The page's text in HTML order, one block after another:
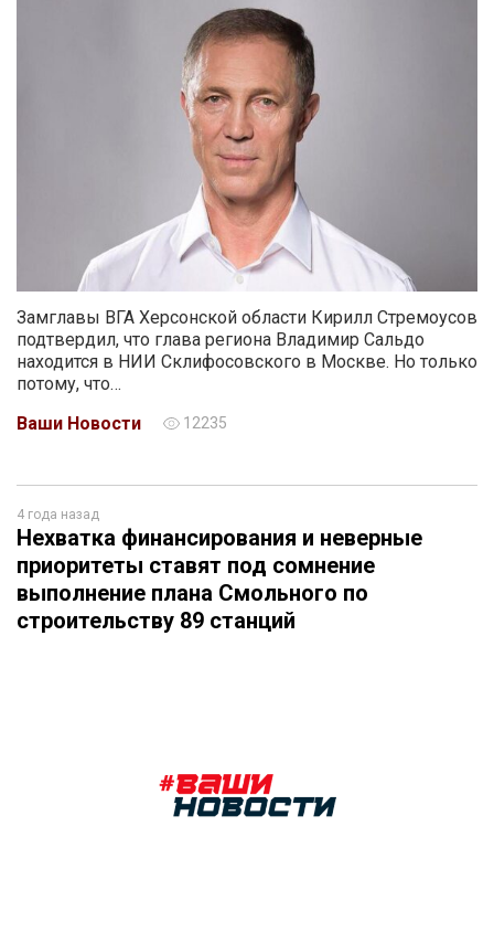
Замглавы ВГА Херсонской области Кирилл Стремоусов
подтвердил, что глава региона Владимир Сальдо
находится в НИИ Склифосовского в Москве. Но только
потому, что…
Ваши Новости
12235
4 года назад
Нехватка финансирования и неверные
приоритеты ставят под сомнение
выполнение плана Смольного по
строительству 89 станций